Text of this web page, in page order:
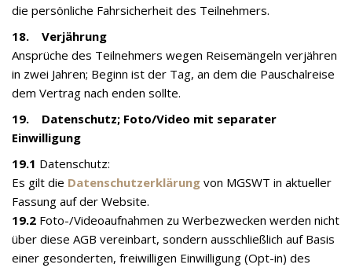
die persönliche Fahrsicherheit des Teilnehmers.
18. Verjährung
Ansprüche des Teilnehmers wegen Reisemängeln verjähren
in zwei Jahren; Beginn ist der Tag, an dem die Pauschalreise
dem Vertrag nach enden sollte.
19. Datenschutz; Foto/Video mit separater
Einwilligung
19.1 Datenschutz:
Es gilt die Datenschutzerklärung von MGSWT in aktueller
Fassung auf der Website.
19.2 Foto-/Videoaufnahmen zu Werbezwecken werden nicht
über diese AGB vereinbart, sondern ausschließlich auf Basis
einer gesonderten, freiwilligen Einwilligung (Opt-in) des